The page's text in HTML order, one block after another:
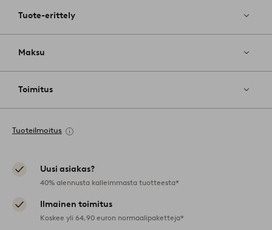
Tuote-erittely
Maksu
Toimitus
Tuoteilmoitus
Uusi asiakas?
40% alennusta kalleimmasta tuotteesta*
Ilmainen toimitus
Koskee yli 64,90 euron normaalipaketteja*